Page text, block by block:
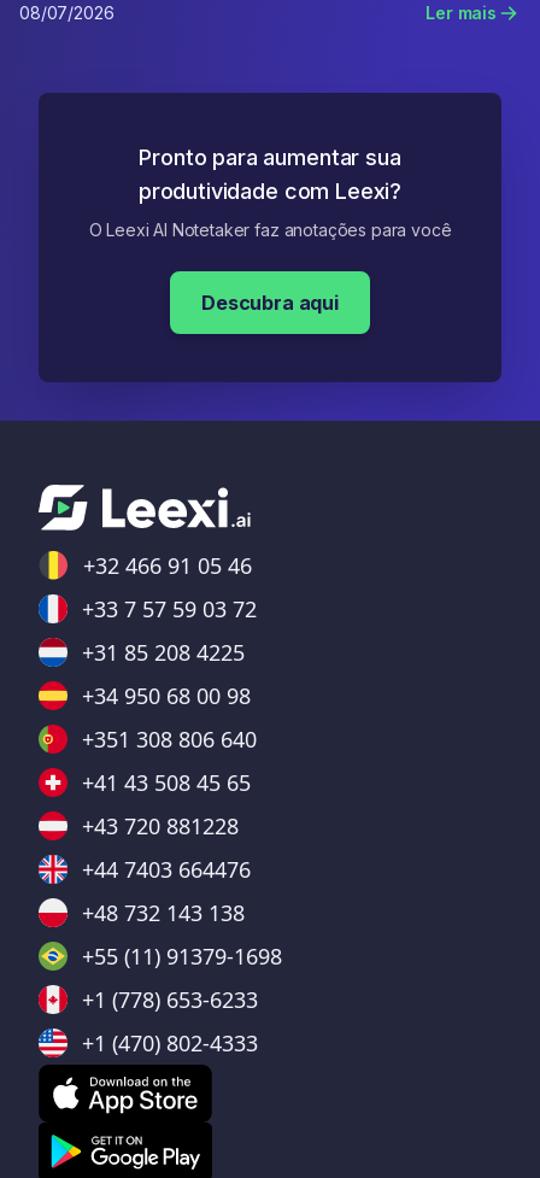
08/07/2026 Ler mais
Pronto para aumentar sua
produtividade com Leexi?
O Leexi AI Notetaker faz anotações para você
Descubra aqui
+32 466 91 05 46
+33 7 57 59 03 72
+31 85 208 4225
+34 950 68 00 98
+351 308 806 640
+41 43 508 45 65
+43 720 881228
+44 7403 664476
+48 732 143 138
+55 (11) 91379-1698
+1 (778) 653-6233
+1 (470) 802-4333